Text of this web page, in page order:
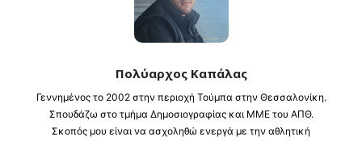
Πολύαρχος Καπάλας
Γεννημένος το 2002 στην περιοχή Τούμπα στην Θεσσαλονίκη.
Σπουδάζω στο τμήμα Δημοσιογραφίας και ΜΜΕ του ΑΠΘ.
Σκοπός μου είναι να ασχοληθώ ενεργά με την αθλητική